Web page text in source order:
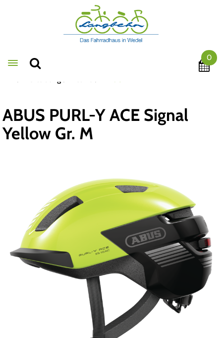
Toggle navigation
0
ABUS PURL-Y ACE Signal
Yellow Gr. M